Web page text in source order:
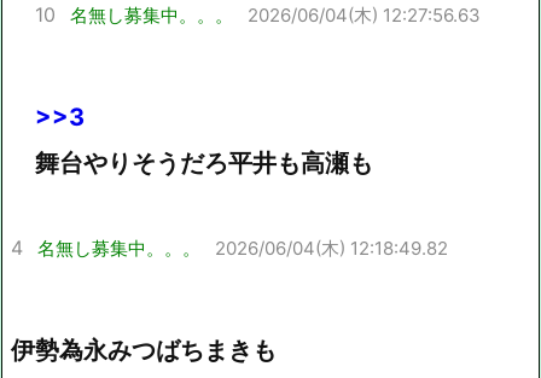
10 名無し募集中。。。 2026/06/04(木) 12:27:56.63
>>3
舞台やりそうだろ平井も高瀬も
4 名無し募集中。。。 2026/06/04(木) 12:18:49.82
伊勢為永みつばちまきも